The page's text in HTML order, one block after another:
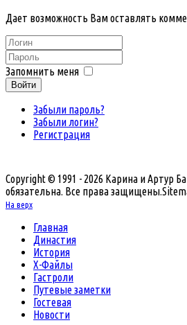
Дает возможность Вам оставлять
Запомнить меня
Войти
Забыли пароль?
Забыли логин?
Регистрация
Copyright © 1991 - 2026 Карина и Артур
обязательна. Все права защищены.
На верх
Главная
Династия
История
Х-Файлы
Гастроли
Путевые заметки
Гостевая
Новости